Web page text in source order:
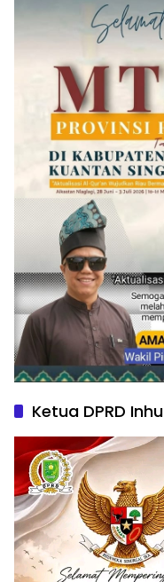
Ketua DPRD Inhu